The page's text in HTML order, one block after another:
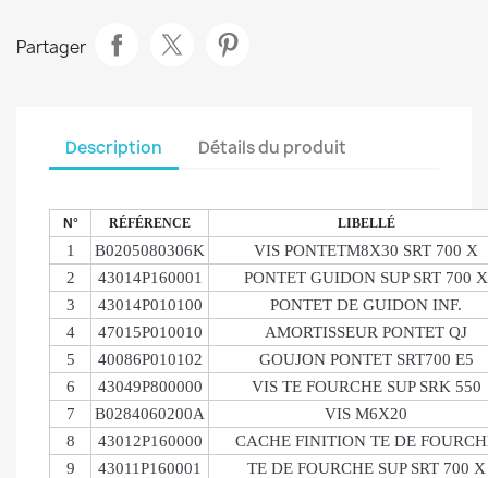
Partager
Description Détails du produit
N° RÉFÉRENCE LIBELLÉ
1 B0205080306K
VIS PONTETM8X30 SRT 700 X
2
43014P160001
PONTET GUIDON SUP SRT 700 X
3
43014P010100
PONTET DE GUIDON INF.
4
47015P010010
AMORTISSEUR PONTET QJ
5
40086P010102
GOUJON PONTET SRT700 E5
6
43049P800000
VIS TE FOURCHE SUP SRK 550
7
B0284060200A
VIS M6X20
8
43012P160000
CACHE FINITION TE DE
9
43011P160001
TE DE FOURCHE SUP SRT 700 X